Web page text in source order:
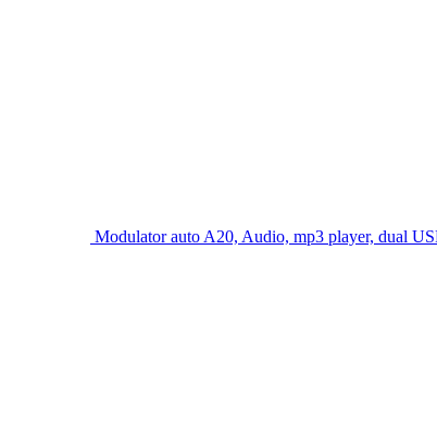
Modulator auto A20, Audio, mp3 player, dual